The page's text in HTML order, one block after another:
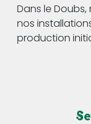
Dans le
nos
production